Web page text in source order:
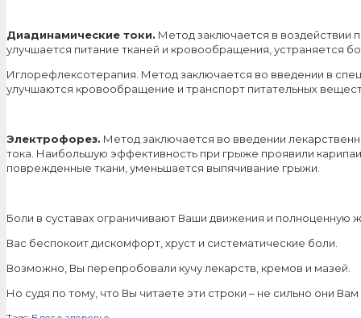
Диадинамические токи. Метод заключается в воздействии
улучшается питание тканей и кровообращения, устраняется
Иглорефлексотерапия. Метод заключается во введении в
улучшаются кровообращение и транспорт питательных
Электрофорез. Метод заключается во введении
тока. Наибольшую эффективность при грыже проявили
поврежденные ткани, уменьшается выпячивание грыжи.
Боли в суставах ограничивают Ваши движения и полноценную
Вас беспокоит дискомфорт, хруст и систематические боли.
Возможно, Вы перепробовали кучу лекарств, кремов и мазей.
Но судя по тому, что Вы читаете эти строки – не сильно они